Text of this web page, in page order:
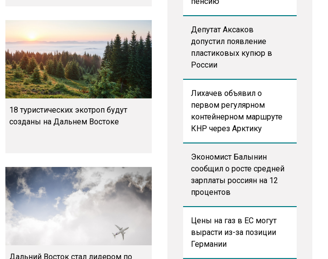
18 туристических экотроп будут
созданы на Дальнем Востоке
Дальний Восток стал лидером по
Депутат Аксаков
допустил появление
пластиковых купюр в
России
Лихачев объявил о
первом регулярном
контейнерном маршруте
КНР через Арктику
Экономист Балынин
сообщил о росте средней
зарплаты россиян на 12
процентов
Цены на газ в ЕС могут
вырасти из-за позиции
Германии